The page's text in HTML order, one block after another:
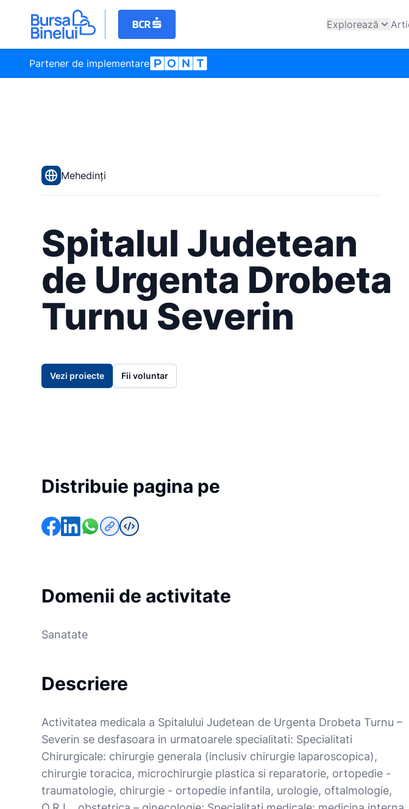
Explorează
Partener de implementare
Mehedinți
Spitalul Judetean
de Urgenta Drobeta
Turnu Severin
Vezi proiecte Fii voluntar
Distribuie pagina pe
Domenii de activitate
Sanatate
Descriere
Activitatea medicala a Spitalului Judetean de Urgenta Drobeta Turnu –
Severin se desfasoara in urmatoarele specialitati: Specialitati
Chirurgicale: chirurgie generala (inclusiv chirurgie laparoscopica),
chirurgie toracica, microchirurgie plastica si reparatorie, ortopedie -
traumatologie, chirurgie - ortopedie infantila, urologie, oftalmologie,